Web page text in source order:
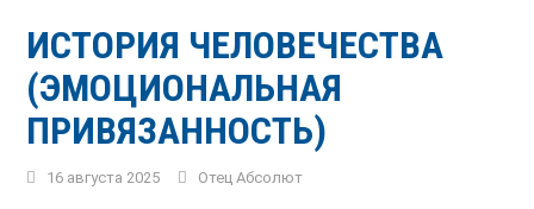
ИСТОРИЯ ЧЕЛОВЕЧЕСТВА
(ЭМОЦИОНАЛЬНАЯ
ПРИВЯЗАННОСТЬ)
16 августа 2025 Отец Абсолют